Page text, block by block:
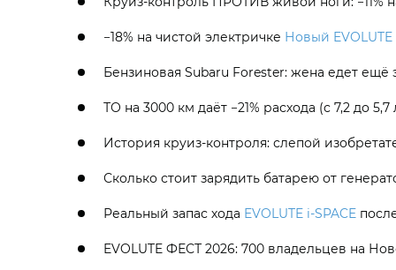
−18% на чистой электричке Новый EVOLUTE
Бензиновая Subaru Forester: жена едет ещё
ТО на 3000 км даёт −21% расхода (с 7,2 до 5,7
История круиз-контроля: слепой
Сколько стоит зарядить батарею от
Реальный запас хода EVOLUTE i‑SPACE
EVOLUTE ФЕСТ 2026: 700 владельцев на